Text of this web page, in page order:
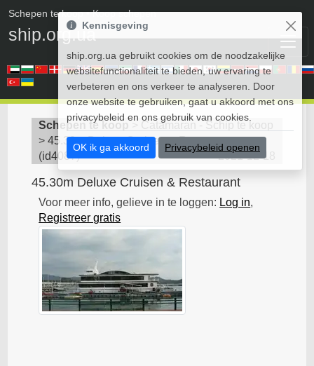
Schepen te koop• Koop schepen
ship.org.ua
Schepen te koop
Catamaran - Schip te koop
>45.30m Deluxe Cruisen & Restaurant
(id4087) 2021-12-18
45.30m Deluxe Cruisen & Restaurant
Voor meer info, gelieve in te loggen: Log in,
Registreer gratis
Kennisgeving
ship.org.ua gebruikt cookies om de noodzakelijke
websitefunctionaliteit te bieden, uw ervaring te
verbeteren en ons verkeer te analyseren. Door
onze website te gebruiken, gaat u akkoord met ons
privacybeleid en ons gebruik van cookies.
OK ik ga akkoord Privacybeleid openen